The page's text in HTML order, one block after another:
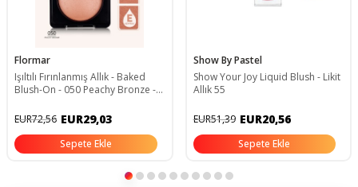
Flormar
Işıltılı Fırınlanmış Allık - Baked
Blush-On - 050 Peachy Bronze -
EUR72,56 EUR29,03
Sepete Ekle
Show By Pastel
Show Your Joy Liquid Blush - Likit
Allık 55
EUR51,39 EUR20,56
Sepete Ekle